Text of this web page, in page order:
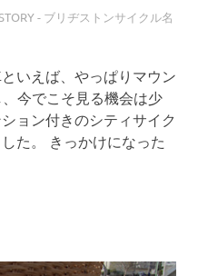
- ブリヂストンサイクル名
いえば、やっぱりマウン
今でこそ見る機会は少
ョン付きのシティサイク
た。 きっかけになった